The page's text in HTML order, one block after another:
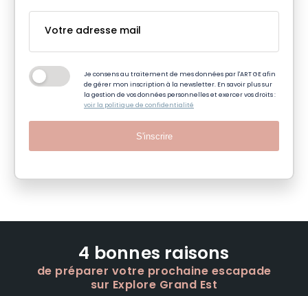
Je consens au traitement de mes données par l'ART GE afin
de gérer mon inscription à la newsletter. En savoir plus sur
la gestion de vos données personnelles et exercer vos droits :
voir la politique de confidentialité
S'inscrire
4 bonnes raisons
de préparer votre prochaine escapade
sur Explore Grand Est